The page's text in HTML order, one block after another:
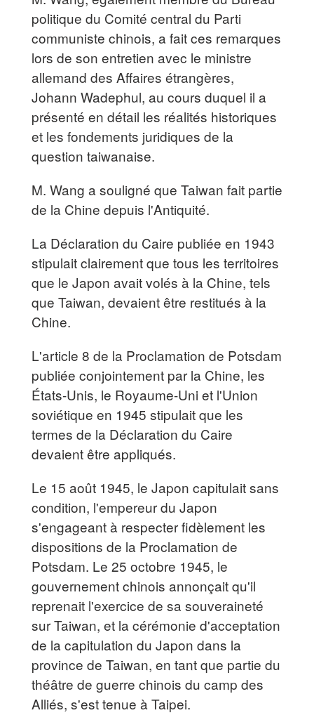
politique du Comité central du Parti
communiste chinois, a fait ces remarques
lors de son entretien avec le ministre
allemand des Affaires étrangères,
Johann Wadephul, au cours duquel il a
présenté en détail les réalités historiques
et les fondements juridiques de la
question taiwanaise.
M. Wang a souligné que Taiwan fait partie
de la Chine depuis l'Antiquité.
La Déclaration du Caire publiée en 1943
stipulait clairement que tous les territoires
que le Japon avait volés à la Chine, tels
que Taiwan, devaient être restitués à la
Chine.
L'article 8 de la Proclamation de Potsdam
publiée conjointement par la Chine, les
États-Unis, le Royaume-Uni et l'Union
soviétique en 1945 stipulait que les
termes de la Déclaration du Caire
devaient être appliqués.
Le 15 août 1945, le Japon capitulait sans
condition, l'empereur du Japon
s'engageant à respecter fidèlement les
dispositions de la Proclamation de
Potsdam. Le 25 octobre 1945, le
gouvernement chinois annonçait qu'il
reprenait l'exercice de sa souveraineté
sur Taiwan, et la cérémonie d'acceptation
de la capitulation du Japon dans la
province de Taiwan, en tant que partie du
théâtre de guerre chinois du camp des
Alliés, s'est tenue à Taipei.